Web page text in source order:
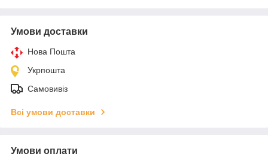
Умови доставки
Нова Пошта
Укрпошта
Самовивіз
Всі умови доставки
Умови оплати